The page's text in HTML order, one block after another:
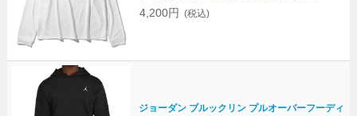
4,200円 (税込)
ジョーダン ブルックリン プルオーバーフーディ